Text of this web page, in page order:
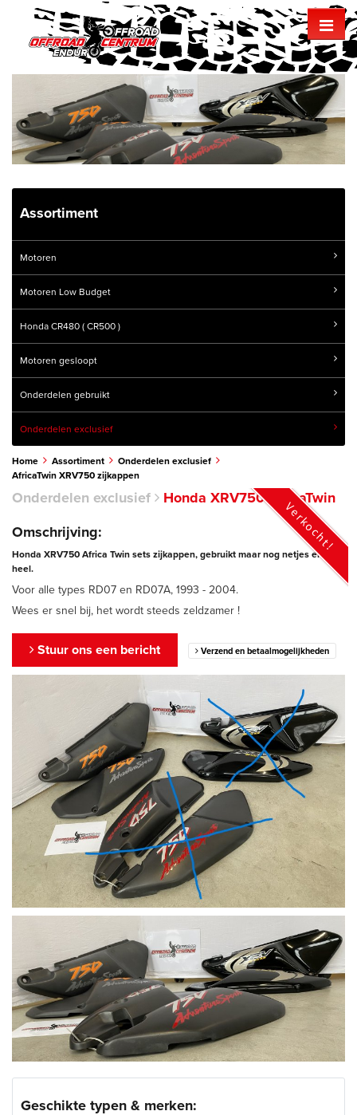
Assortiment
Motoren
Motoren Low Budget
Honda CR480 ( CR500 )
Motoren gesloopt
Onderdelen gebruikt
Onderdelen exclusief
Home Assortiment
Onderdelen exclusief
AfricaTwin XRV750 zijkappen
Verkocht!
Onderdelen exclusief
Honda XRV750 AfricaTwin
Omschrijving:
Honda XRV750 Africa Twin sets zijkappen, gebruikt maar nog netjes en
heel.
Voor alle types RD07 en RD07A, 1993 - 2004.
Wees er snel bij, het wordt steeds zeldzamer !
Stuur ons een bericht Verzend en betaalmogelijkheden
Geschikte typen & merken: